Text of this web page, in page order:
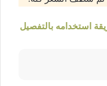
استخدامه بالتفصيل